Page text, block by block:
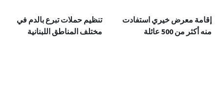
إقامة معرض خيري استفادت
منه أكثر من 500 عائلة
تنظيم حملات تبرع بالدم في
مختلف المناطق اللبنانية